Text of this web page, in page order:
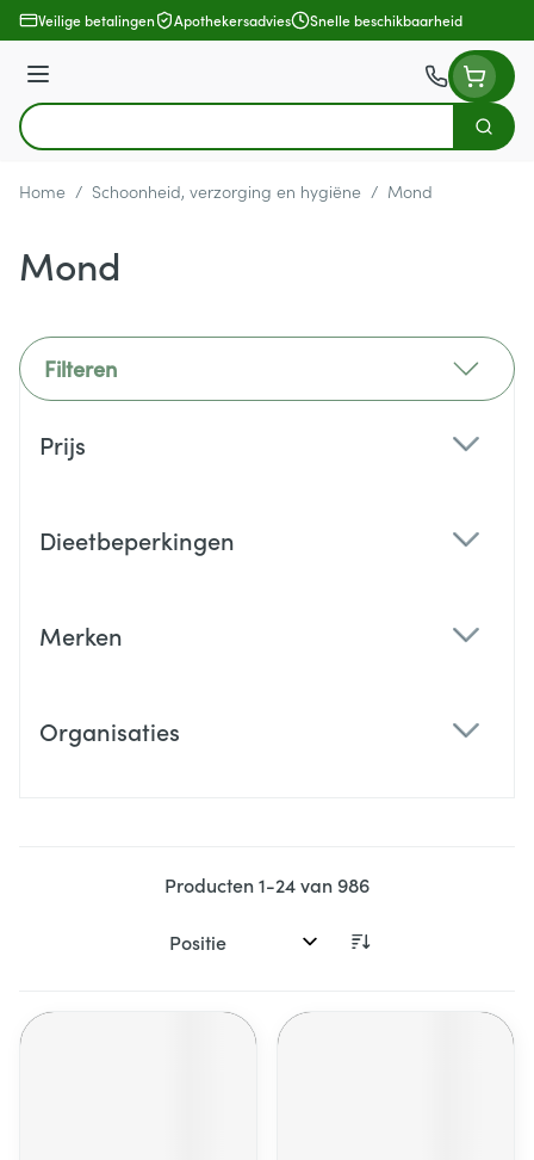
Ga naar de inhoud
Veilige betalingen Apothekersadvies Snelle beschikbaarheid
Menu
Product, merk, categorie...
Zoek
Home / Schoonheid, verzorging en hygiëne / Mond
Mond
Filteren
Prijs
Dieetbeperkingen
Merken
Organisaties
Producten1-24van986
Sorteer op: